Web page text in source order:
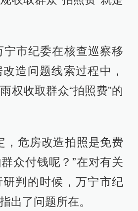
市纪委在核查巡察移
造问题线索过程中，
权收取群众“拍照费”的
，危房改造拍照是免费
众付钱呢？”在对有关
判的时候，万宁市纪
出了问题所在。